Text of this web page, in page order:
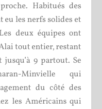
Habitués des
les nerfs solides et
deux équipes ont
tout entier, restant
9 partout. Se
Minvielle qui
du côté des
les Américains qui